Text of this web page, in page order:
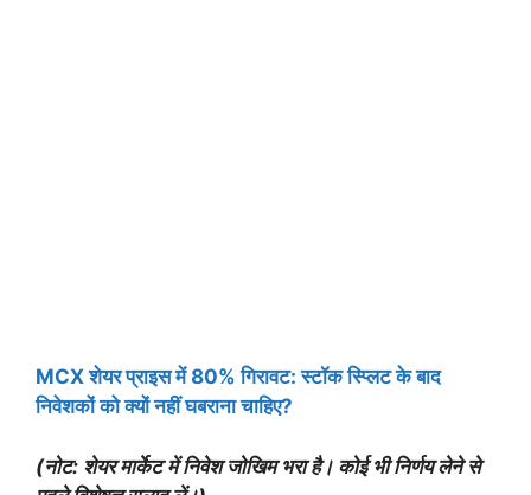
MCX शेयर प्राइस में 80% गिरावट: स्टॉक स्प्लिट के बाद
निवेशकों को क्यों नहीं घबराना चाहिए?
(नोट: शेयर मार्केट में निवेश जोखिम भरा है। कोई भी निर्णय लेने से